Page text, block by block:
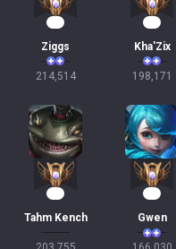
Ziggs
214,514
Kha'Zix
198,171
Tahm Kench Gwen